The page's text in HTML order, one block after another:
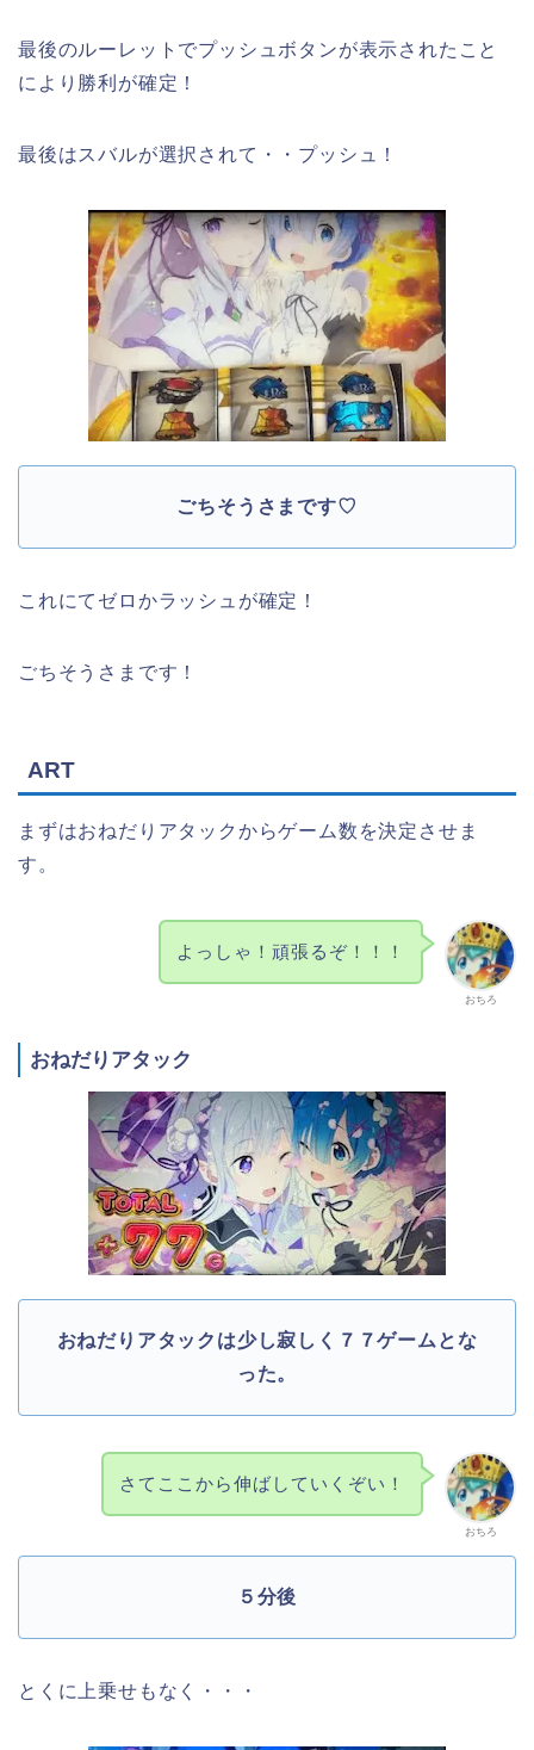
最後のルーレットでプッシュボタンが表示されたこと
により勝利が確定！
最後はスバルが選択されて・・プッシュ！
ごちそうさまです♡
これにてゼロかラッシュが確定！
ごちそうさまです！
ART
まずはおねだりアタックからゲーム数を決定させま
す。
おちろ
よっしゃ！頑張るぞ！！！
おねだりアタック
おねだりアタックは少し寂しく７７ゲームとな
った。
おちろ
さてここから伸ばしていくぞい！
５分後
とくに上乗せもなく・・・